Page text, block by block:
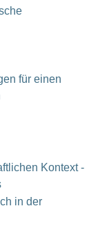
für einen
Kontext -
in der